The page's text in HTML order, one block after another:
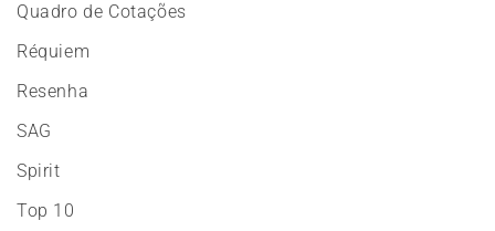
Quadro de Cotações
Réquiem
Resenha
SAG
Spirit
Top 10